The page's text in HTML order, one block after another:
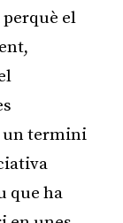
el
un termini
que ha